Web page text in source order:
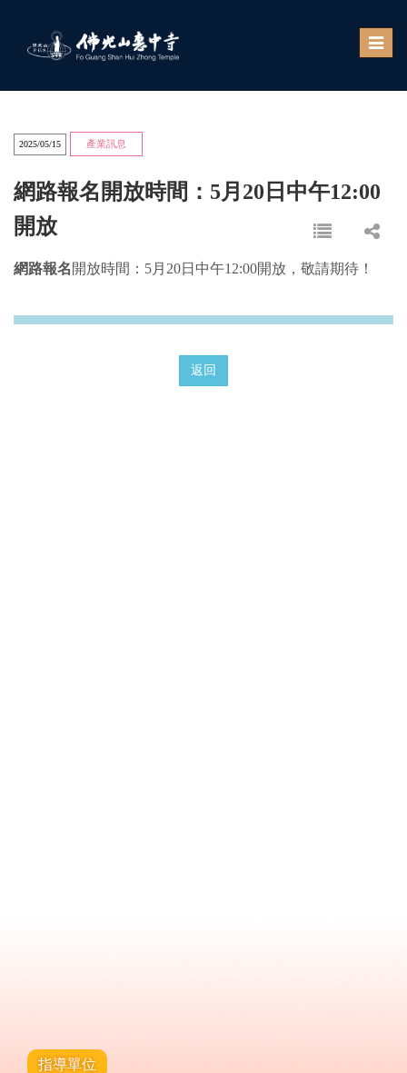
Toggle
2025/05/15 產業訊息
網路報名開放時間：5月20日中午12:00
開放
網路報名 開放時間：5月20日中午12:00開放，敬請期待！
返回
指導單位